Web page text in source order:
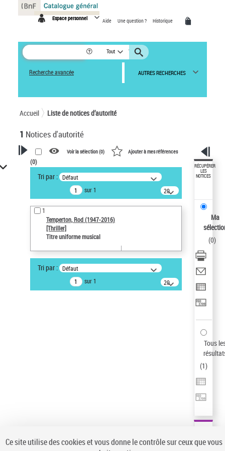
Espace personnel Aide Une question ? Historique
Tout
Recherche avancée AUTRES RECHERCHES
Accueil Liste de notices d’autorité
1 Notices d'autorité
VOTRE RECHERCHE
Recherche avancée dans les
notices d’autorité
Œuvres liées à l'auteur :
Temperton, Rod (1947-2016)
Auteur d’œuvre
Type de notice d'autorité
Voir la sélection (0) Ajouter à mes références
(0)
Tri par : Défaut
sur 1
20
résultats/page
1
Temperton, Rod (1947-2016)
[Thriller]
Titre uniforme musical
Tri par : Défaut
sur 1
20
résultats/page
RÉCUPÉRER
LES
NOTICES
Ma
(0)
Tous
(1)
Panneau de gestion des cookies
Ce site utilise des cookies et vous donne le contrôle sur ceux que vous